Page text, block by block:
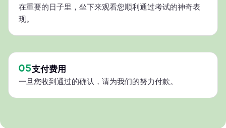
在重要的日子里，坐下来观看您顺利通过考试的神奇表
现。
05支付费用
一旦您收到通过的确认，请为我们的努力付款。